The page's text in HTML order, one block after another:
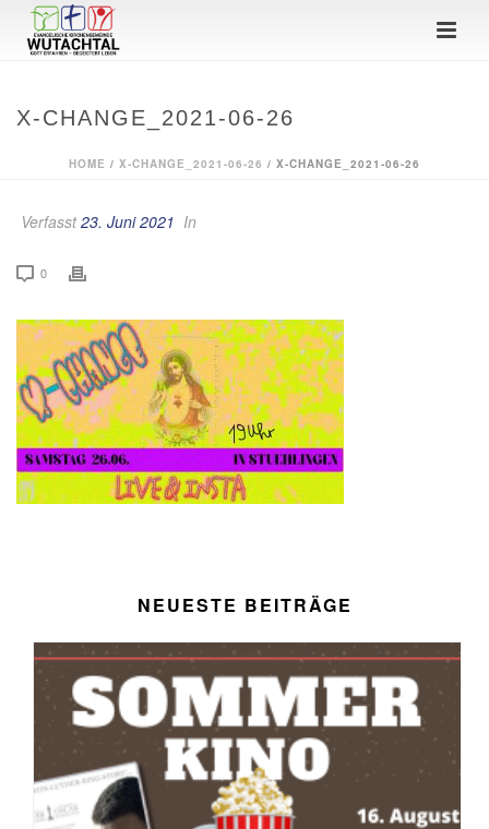
X-CHANGE_2021-06-26
HOME / X-CHANGE_2021-06-26 / X-CHANGE_2021-06-26
Verfasst23. Juni 2021 In
0
NEUESTE BEITRÄGE